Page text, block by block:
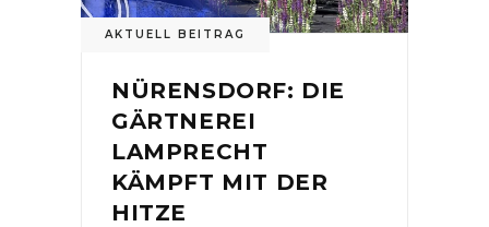
AKTUELL BEITRAG
NÜRENSDORF: DIE
GÄRTNEREI
LAMPRECHT
KÄMPFT MIT DER
HITZE